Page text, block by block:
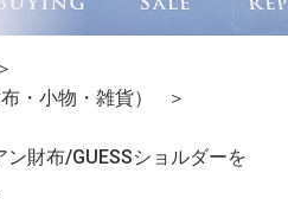
＞
・小物・雑貨）
＞
財布/GUESSショルダーを